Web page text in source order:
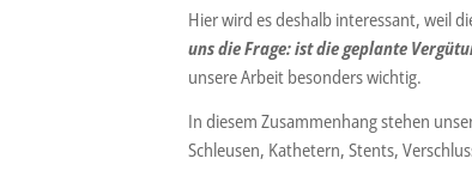
Hier wird es deshalb interessant, weil
uns die Frage: ist die geplante
unsere Arbeit besonders wichtig.
In diesem Zusammenhang stehen
Schleusen, Kathetern, Stents,